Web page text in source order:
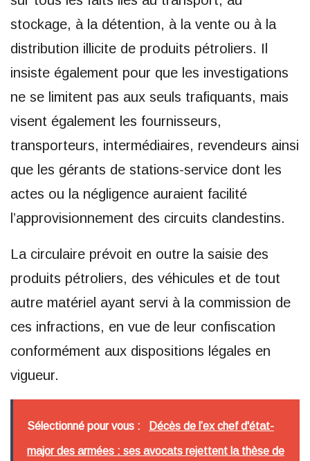
stockage, à la détention, à la vente ou à la
distribution illicite de produits pétroliers. Il
insiste également pour que les investigations
ne se limitent pas aux seuls trafiquants, mais
visent également les fournisseurs,
transporteurs, intermédiaires, revendeurs ainsi
que les gérants de stations-service dont les
actes ou la négligence auraient facilité
l’approvisionnement des circuits clandestins.
La circulaire prévoit en outre la saisie des
produits pétroliers, des véhicules et de tout
autre matériel ayant servi à la commission de
ces infractions, en vue de leur confiscation
conformément aux dispositions légales en
vigueur.
Sélectionné pour vous : Décès de l’ex chef d'état-
major des armées : ses avocats rejettent la thèse de